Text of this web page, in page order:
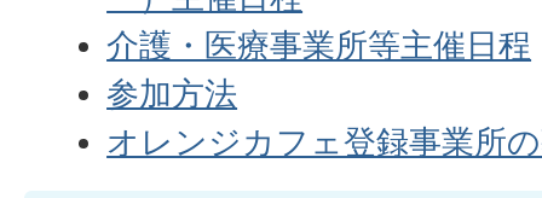
介護・医療事業所等主催日程
参加方法
オレンジカフェ登録事業所